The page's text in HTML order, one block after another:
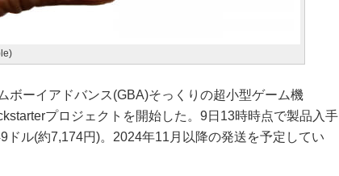
ボーイアドバンス(GBA)そっくりの超小型ゲーム機
プロジェクトを開始した。9日13時時点で製品入手
ドル(約7,174円)。2024年11月以降の発送を予定してい